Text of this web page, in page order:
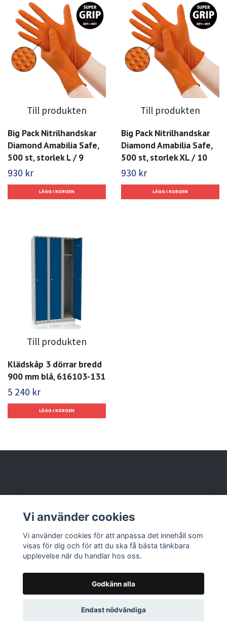
Till produkten
Big Pack Nitrilhandskar
Diamond Amabilia Safe,
500 st, storlek L / 9
930 kr
Till produkten
Big Pack Nitrilhandskar
Diamond Amabilia Safe,
500 st, storlek XL / 10
930 kr
Till produkten
Klädskåp 3 dörrar bredd
900 mm blå, 616103-131
5 240 kr
Läs mer
© 2026 Nolbox AB
Vi använder cookies
Vi använder cookies för att anpassa det innehåll som
visas för dig och för att du ska få bästa tänkbara
upplevelse när du handlar hos oss.
Godkänn alla
Endast nödvändiga